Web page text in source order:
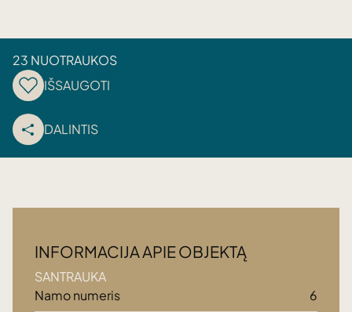
23 NUOTRAUKOS
IŠSAUGOTI
DALINTIS
INFORMACIJA APIE OBJEKTĄ
SANTRAUKA
Namo numeris
6